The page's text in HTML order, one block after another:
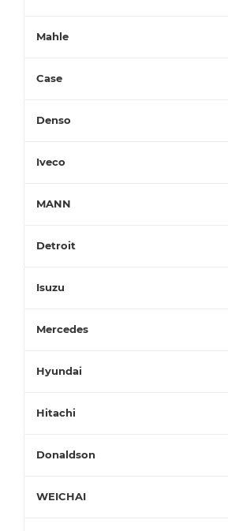
Mahle
Case
Denso
Iveco
MANN
Detroit
Isuzu
Mercedes
Hyundai
Hitachi
Donaldson
WEICHAI